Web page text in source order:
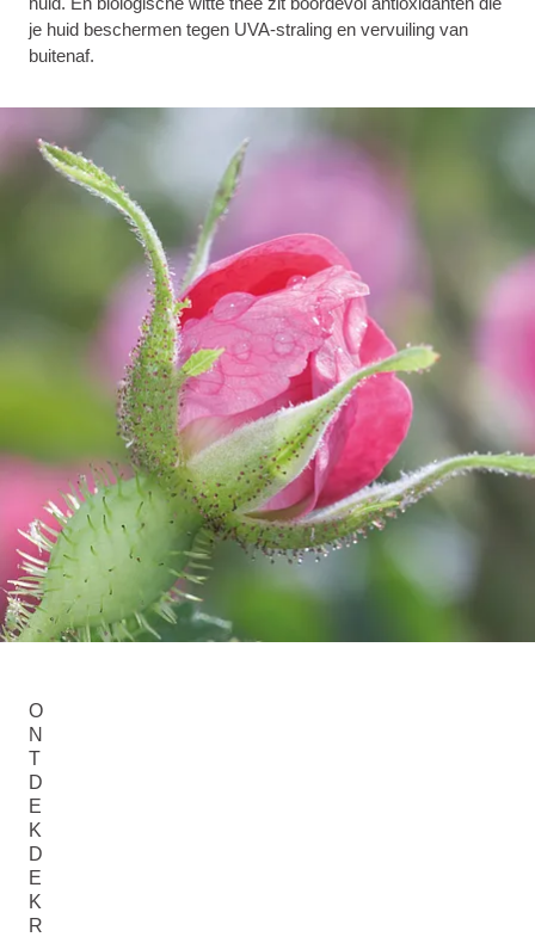
je huid beschermen tegen UVA-straling en vervuiling van
buitenaf.
O
N
T
D
E
K
D
E
K
R